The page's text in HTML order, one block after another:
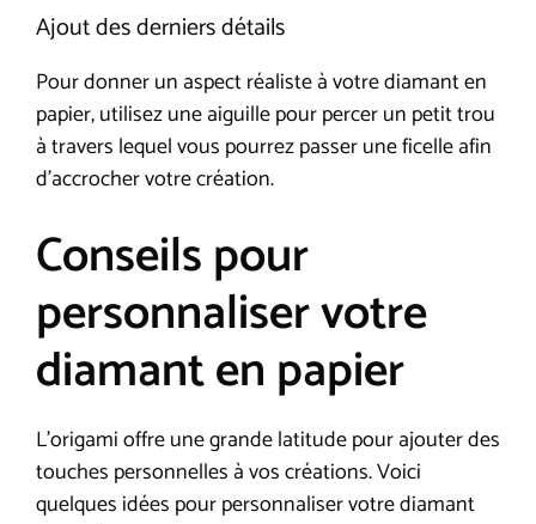
Ajout des derniers détails
Pour donner un aspect réaliste à votre diamant en
papier, utilisez une aiguille pour percer un petit trou
à travers lequel vous pourrez passer une ficelle afin
d’accrocher votre création.
Conseils pour
personnaliser votre
diamant en papier
L’origami offre une grande latitude pour ajouter des
touches personnelles à vos créations. Voici
quelques idées pour personnaliser votre diamant